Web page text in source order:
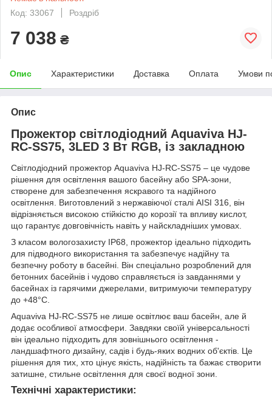
Код: 33067
Роздріб
7 038 ₴
Опис Характеристики Доставка Оплата Умови
Опис
Прожектор світлодіодний Aquaviva HJ-
RC-SS75, 3LED 3 Вт RGB, із закладною
Світлодіодний прожектор Aquaviva HJ-RC-SS75 – це чудове
рішення для освітлення вашого басейну або SPA-зони,
створене для забезпечення яскравого та надійного
освітлення. Виготовлений з нержавіючої сталі AISI 316, він
відрізняється високою стійкістю до корозії та впливу кислот,
що гарантує довговічність навіть у найскладніших умовах.
З класом вологозахисту IP68, прожектор ідеально підходить
для підводного використання та забезпечує надійну та
безпечну роботу в басейні. Він спеціально розроблений для
бетонних басейнів і чудово справляється із завданнями у
басейнах із гарячими джерелами, витримуючи температуру
до +48°С.
Aquaviva HJ-RC-SS75 не лише освітлює ваш басейн, але й
додає особливої атмосфери. Завдяки своїй універсальності
він ідеально підходить для зовнішнього освітлення -
ландшафтного дизайну, садів і будь-яких водних об'єктів. Це
рішення для тих, хто цінує якість, надійність та бажає створити
затишне, стильне освітлення для своєї водної зони.
Технічні характеристики: